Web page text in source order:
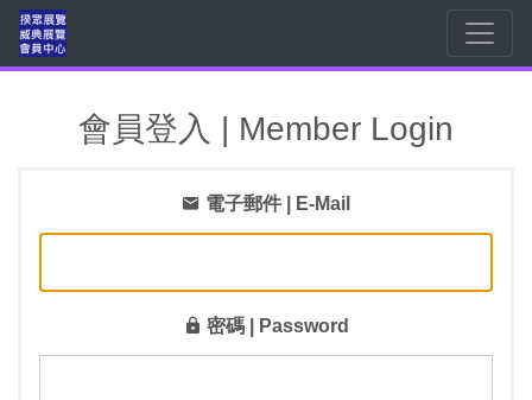
會員登入 | Member Login
電子郵件 | E-Mail
密碼 | Password